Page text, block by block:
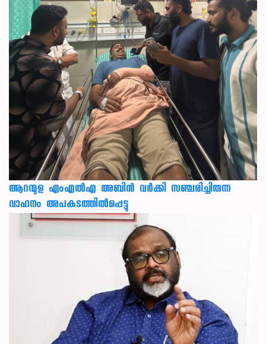
ആറന്മുള എംഎൽഎ അബിൻ വർക്കി സഞ്ചരിച്ചിരുന്ന
വാഹനം അപകടത്തിൽപ്പെട്ടു